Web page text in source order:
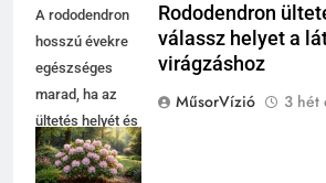
A rododendron
hosszú évekre
egészséges
marad, ha az
ültetés helyét és
a
fényviszonyokat
Rododendron
válassz helyet a
virágzáshoz
MűsorVízió
3 hét